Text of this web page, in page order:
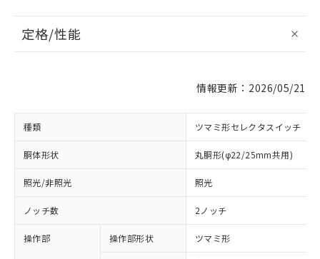
定格/性能
情報更新：2026/05/21
種類 ツマミ形セレクタスイッチ
胴体形状 丸胴形(φ22/25mm共用)
照光/非照光 照光
ノッチ数 2ノッチ
操作部 操作部形状 ツマミ形